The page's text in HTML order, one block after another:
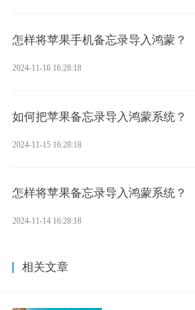
怎样将苹果手机备忘录导入鸿蒙？
2024-11-16 16:28:18
如何把苹果备忘录导入鸿蒙系统？
2024-11-15 16:28:18
怎样将苹果备忘录导入鸿蒙系统？
2024-11-14 16:28:18
相关文章